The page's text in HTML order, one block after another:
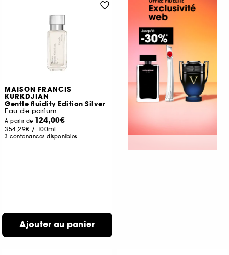
MAISON FRANCIS
KURKDJIAN
Gentle fluidity Edition Silver
Eau de parfum
À partir de 124,00€
354,29€ / 100ml
3 contenances disponibles
Ajouter au panier